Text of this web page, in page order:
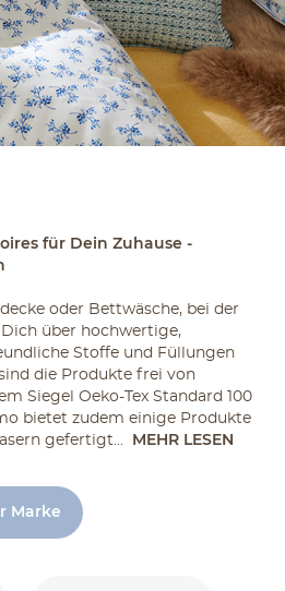
für Dein Zuhause -
oder Bettwäsche, bei der
über hochwertige,
Stoffe und Füllungen
die Produkte frei von
Siegel Oeko-Tex Standard 100
bietet zudem einige Produkte
gefertigt...
MEHR LESEN
Marke